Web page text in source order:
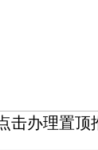
击办理置顶